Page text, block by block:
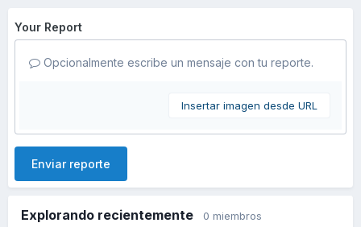
Your Report
Opcionalmente escribe un mensaje con tu reporte.
Insertar imagen desde URL
Enviar reporte
Explorando recientemente 0 miembros